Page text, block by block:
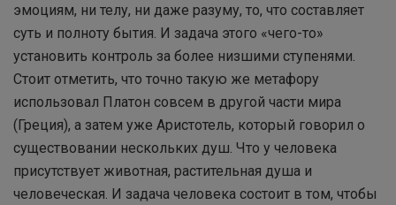
эмоциям, ни телу, ни даже разуму, то, что составляет
суть и полноту бытия. И задача этого «чего-то»
установить контроль за более низшими ступенями.
Стоит отметить, что точно такую же метафору
использовал Платон совсем в другой части мира
(Греция), а затем уже Аристотель, который говорил о
существовании нескольких душ. Что у человека
присутствует животная, растительная душа и
человеческая. И задача человека состоит в том, чтобы